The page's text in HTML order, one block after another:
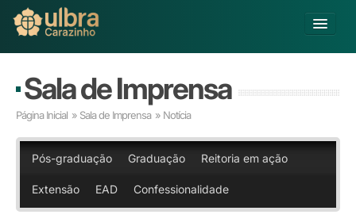
Buscar
Já sou Aluno
Matricule-se
Educação Básica
Graduação
Sala de Imprensa
Página Inicial » Sala de Imprensa » Notícia
Pós-graduação Graduação Reitoria em ação
Extensão EAD Confessionalidade